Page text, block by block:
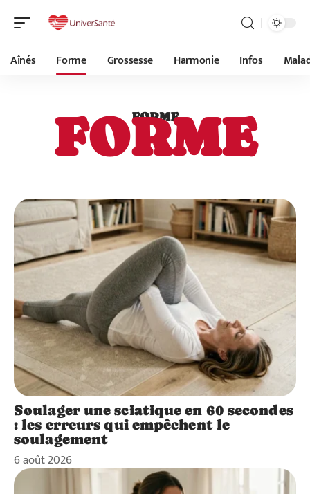
Aînés Forme Grossesse Harmonie Infos
FORME
FORME
Soulager une sciatique en 60 secondes
: les erreurs qui empêchent le
soulagement
6 août 2026